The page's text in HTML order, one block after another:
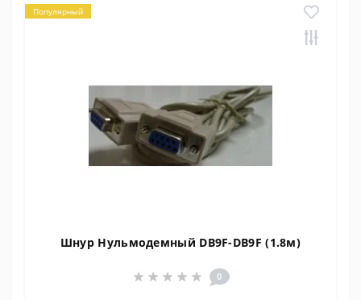
Популярный
Шнур Нульмодемный DB9F-DB9F (1.8м)
0